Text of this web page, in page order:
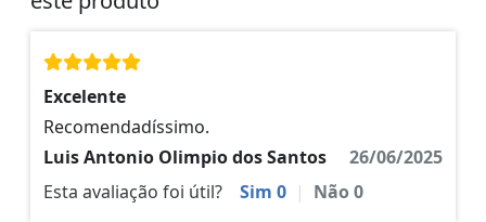
Excelente
Recomendadíssimo.
Luis Antonio Olimpio dos Santos
26/06/2025
Esta avaliação foi útil?
Sim 0 | Não0